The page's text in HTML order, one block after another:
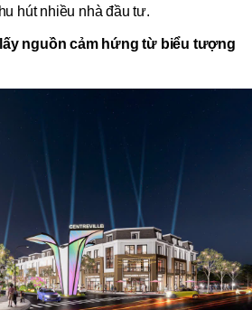
hút nhiều nhà đầu tư.
nguồn cảm hứng từ biểu tượng